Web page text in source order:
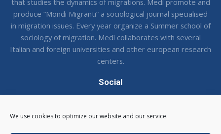
We use cookies to optimize our website and our service.
that studies the dynamics of migrations. Medì promote and
produce “Mondi Migranti” a sociological journal specialised
in migration issues. Every year organize a Summer school of
sociology of migration. Medì collaborates with several
Italian and foreign universities and other european research
centers.
Social